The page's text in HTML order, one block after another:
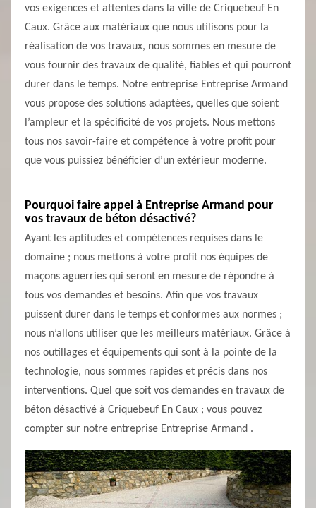
vos exigences et attentes dans la ville de Criquebeuf En
Caux. Grâce aux matériaux que nous utilisons pour la
réalisation de vos travaux, nous sommes en mesure de
vous fournir des travaux de qualité, fiables et qui pourront
durer dans le temps. Notre entreprise Entreprise Armand
vous propose des solutions adaptées, quelles que soient
l’ampleur et la spécificité de vos projets. Nous mettons
tous nos savoir-faire et compétence à votre profit pour
que vous puissiez bénéficier d’un extérieur moderne.
Pourquoi faire appel à Entreprise Armand pour
vos travaux de béton désactivé?
Ayant les aptitudes et compétences requises dans le
domaine ; nous mettons à votre profit nos équipes de
maçons aguerries qui seront en mesure de répondre à
tous vos demandes et besoins. Afin que vos travaux
puissent durer dans le temps et conformes aux normes ;
nous n’allons utiliser que les meilleurs matériaux. Grâce à
nos outillages et équipements qui sont à la pointe de la
technologie, nous sommes rapides et précis dans nos
interventions. Quel que soit vos demandes en travaux de
béton désactivé à Criquebeuf En Caux ; vous pouvez
compter sur notre entreprise Entreprise Armand .